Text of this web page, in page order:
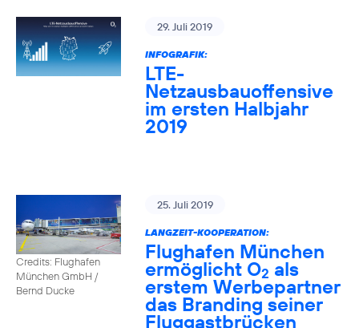
29. Juli 2019
INFOGRAFIK:
LTE-
Netzausbauoffensive
im ersten Halbjahr
2019
Credits: Flughafen
München GmbH /
Bernd Ducke
25. Juli 2019
LANGZEIT-KOOPERATION:
Flughafen München
ermöglicht O2 als
erstem Werbepartner
das Branding seiner
Fluggastbrücken